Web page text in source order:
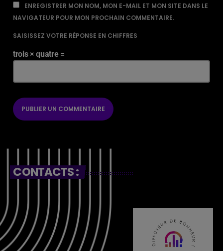
ENREGISTRER MON NOM, MON E-MAIL ET MON SITE DANS LE
NAVIGATEUR POUR MON PROCHAIN COMMENTAIRE.
SAISISSEZ VOTRE RÉPONSE EN CHIFFRES
trois × quatre =
CONTACTS :